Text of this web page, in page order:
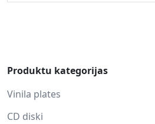
Produktu kategorijas
Vinila plates
CD diski